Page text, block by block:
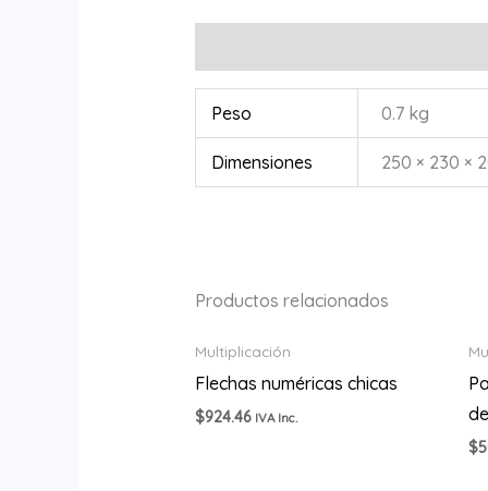
Peso 0.7 kg
Dimensiones 250 × 230 ×
Productos relacionados
Multiplicación
Flechas numéricas chicas
$924.46 IVA Inc.
$